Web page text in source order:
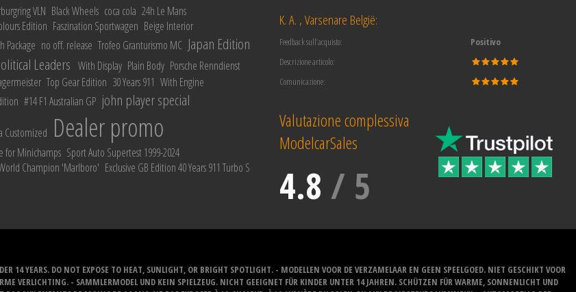
VLN Black Wheels coca cola 24h Le Mans
Edition Faszination Sportwagen Beige Interior
Package no off. release Trofeo Granturismo MC Japan Edition
Leaders With Display Plain Body Porsche Renndienst
Top Gear Edition 30 Years 911 With Engine
#14 F1 Australian GP john player special
Customized Dealer promo
for Minichamps Sport Auto Supertest 1999-2024
Champion 'Marlboro' Exclusive GB Edition 40 Years 911 Turbo S
K. A. , Varsenare België:
Feedback sull’acquisto:
Positivo
Descrizione articolo:
Comunicazione:
Valutazione complessiva
ModelcarSales
4.8 / 5
14 YEARS. DO NOT EXPOSE TO HEAT, SUNLIGHT, OR BRIGHT SPOTLIGHT. - MODELLEN VOOR DE VERZAMELAAR EN GEEN SPEELGOED. NIET GESCHIKT VOOR
VERLICHTING. - SAMMLERMODEL UND KEIN SPIELZEUG. NICHT GEEIGNET FÜR KINDER UNTER 14 JAHREN. SCHÜTZEN FÜR WARME, SONNENLICHT UND